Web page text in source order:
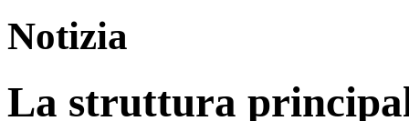
Notizia
La struttura